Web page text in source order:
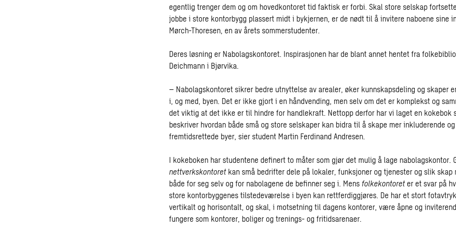
egentlig trenger dem og om hovedkontoret tid faktisk er forbi. Skal store selskap
jobbe i store kontorbygg plassert midt i bykjernen, er de nødt til å invitere naboene sine
Mørch-Thoresen, en av årets sommerstudenter.
Deres løsning er Nabolagskontoret. Inspirasjonen har de blant annet hentet fra
Deichmann i Bjørvika.
– Nabolagskontoret sikrer bedre utnyttelse av arealer, øker kunnskapsdeling og skaper
i, og med, byen. Det er ikke gjort i en håndvending, men selv om det er komplekst og
det viktig at det ikke er til hindre for handlekraft. Nettopp derfor har vi laget en kokebok
beskriver hvordan både små og store selskaper kan bidra til å skape mer inkluderende og
fremtidsrettede byer, sier student Martin Ferdinand Andresen.
I kokeboken har studentene definert to måter som gjør det mulig å lage nabolagskontor.
nettverkskontoret kan små bedrifter dele på lokaler, funksjoner og tjenester og slik skap
både for seg selv og for nabolagene de befinner seg i. Mens folkekontoret er et svar på
store kontorbyggenes tilstedeværelse i byen kan rettferdiggjøres. De har et stort
vertikalt og horisontalt, og skal, i motsetning til dagens kontorer, være åpne og
fungere som kontorer, boliger og trenings- og fritidsarenaer.